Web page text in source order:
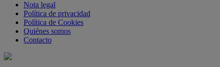
Nota legal
Política de privacidad
Política de Cookies
Quiénes somos
Contacto